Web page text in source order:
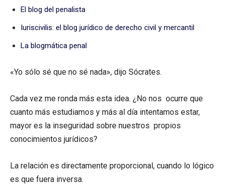
El blog del penalista
Iuriscivilis: el blog jurídico de derecho civil y mercantil
La blogmática penal
«Yo sólo sé que no sé nada», dijo Sócrates.
Cada vez me ronda más esta idea. ¿No nos ocurre que
cuanto más estudiamos y más al día intentamos estar,
mayor es la inseguridad sobre nuestros propios
conocimientos jurídicos?
La relación es directamente proporcional, cuando lo lógico
es que fuera inversa.